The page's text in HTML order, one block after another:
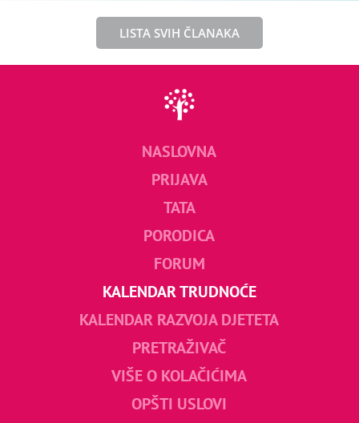
LISTA SVIH ČLANAKA
NASLOVNA
PRIJAVA
TATA
PORODICA
FORUM
KALENDAR TRUDNOĆE
KALENDAR RAZVOJA DJETETA
PRETRAŽIVAČ
VIŠE O KOLAČIĆIMA
OPŠTI USLOVI